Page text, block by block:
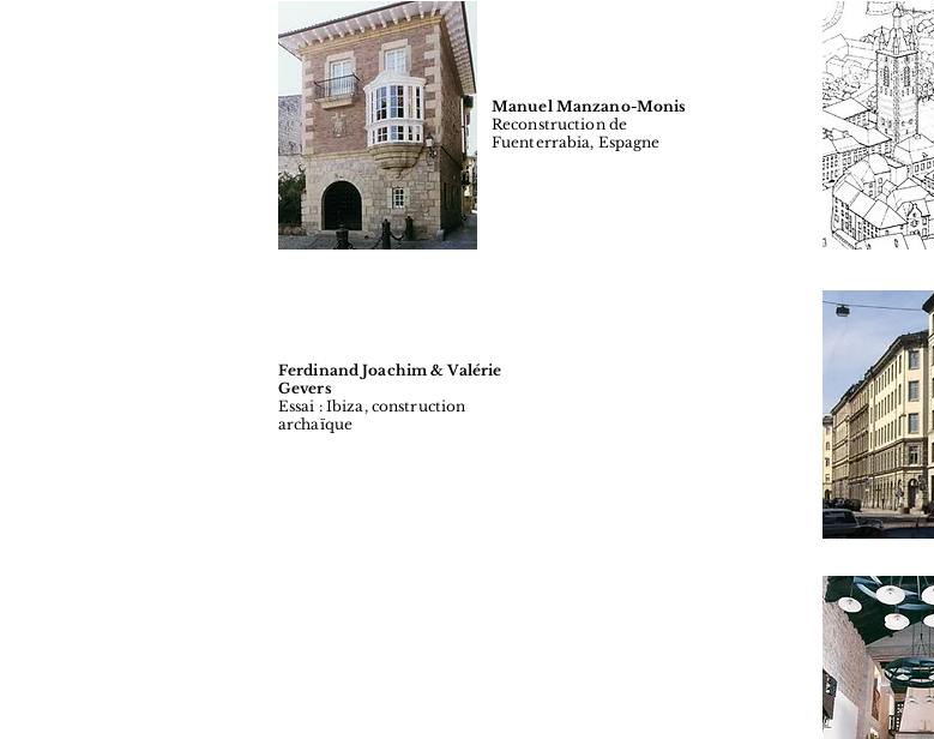
Manuel Manzano-Monis
Reconstruction de
Fuenterrabia, Espagne
Ferdinand Joachim & Valérie
Gevers
Essai : Ibiza, construction
archaïque